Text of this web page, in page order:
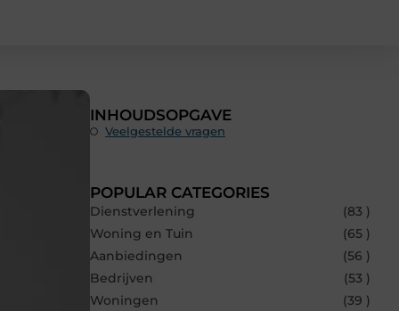
INHOUDSOPGAVE
Veelgestelde vragen
POPULAR CATEGORIES
Dienstverlening
(83 )
Woning en Tuin
(65 )
Aanbiedingen
(56 )
Bedrijven
(53 )
Woningen
(39 )